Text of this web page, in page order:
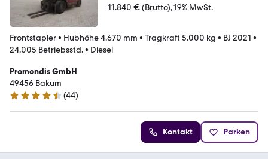
11.840 € (Brutto) 19% MwSt.
Frontstapler• Hubhöhe 4.670 mm • Tragkraft 5.000 kg • BJ 2021 •
24.005 Betriebsstd.• Diesel
Promondis GmbH
49456 Bakum
4.6 Sterne
(44)
Kontakt Parken